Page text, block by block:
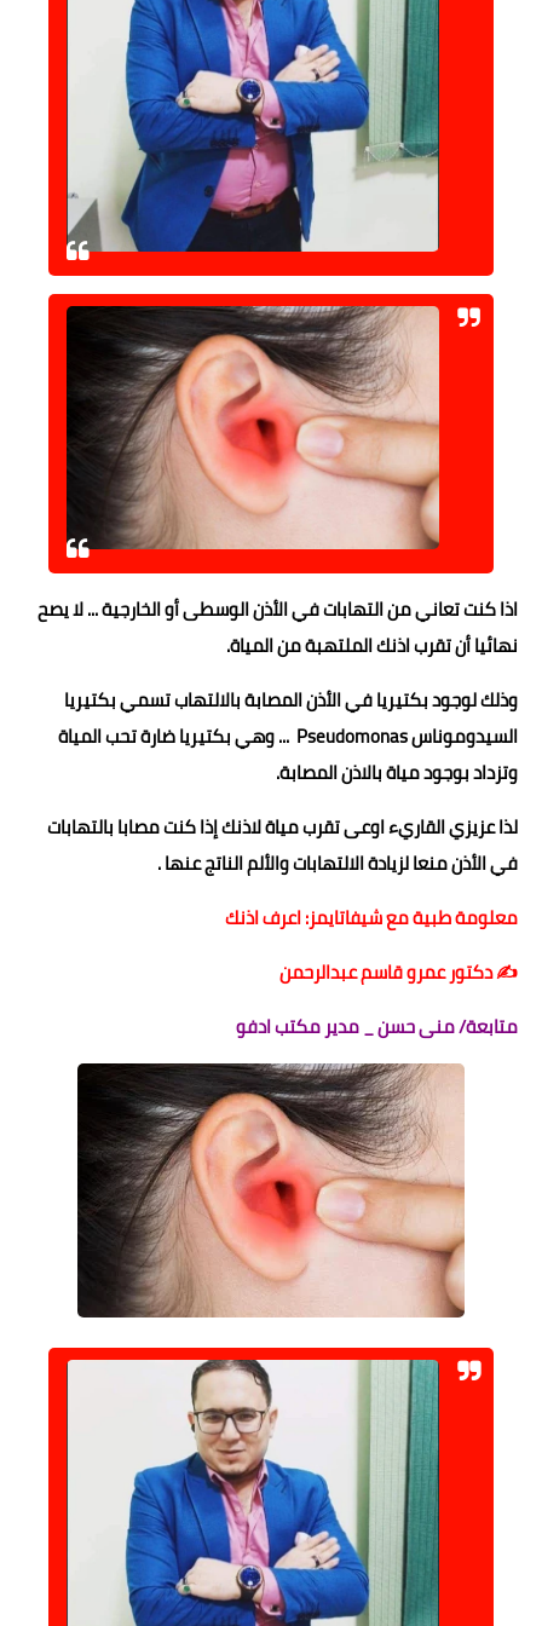
حوادث وقضايا
خدمات
الصحه والجمال
فن المطبخ
اذا كنت تعاني من التهابات في الأذن الوسطى أو الخارجية ... لا يصح
نهائيا أن تقرب اذنك الملتهبة من المياة.
وذلك لوجود بكتيريا في الأذن المصابة بالالتهاب تسمي بكتيريا
السيدوموناس Pseudomonas ... وهي بكتيريا ضارة تحب المياة
وتزداد بوجود مياة بالاذن المصابة.
لذا عزيزي القاريء اوعى تقرب مياة لاذنك إذا كنت مصابا بالتهابات
في الأذن منعا لزيادة الالتهابات والألم الناتج عنها .
معلومة طبية مع شيفاتايمز: اعرف اذنك
✍️ دكتور عمرو قاسم عبدالرحمن
متابعة/ منى حسن _ مدير مكتب ادفو